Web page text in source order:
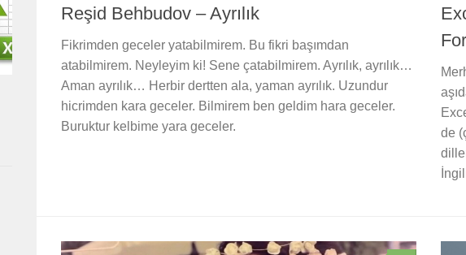
Reşid Behbudov – Ayrılık
Fikrimden geceler yatabilmirem. Bu fikri başımdan
atabilmirem. Neyleyim ki! Sene çatabilmirem. Ayrılık, ayrılık…
Aman ayrılık… Herbir dertten ala, yaman ayrılık. Uzundur
hicrimden kara geceler. Bilmirem ben geldim hara geceler.
Buruktur kelbime yara geceler.
de